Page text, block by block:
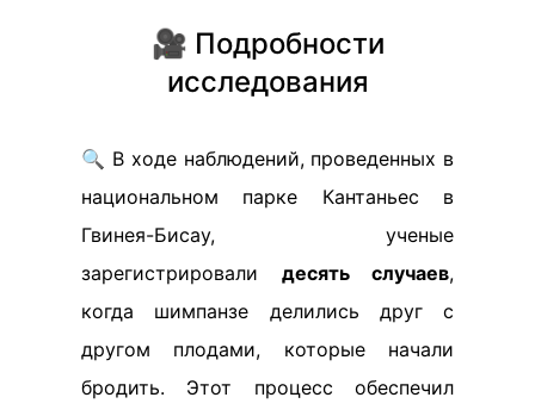
🎥 Подробности
исследования
🔍 В ходе наблюдений, проведенных в
национальном парке Кантаньес в
Гвинея-Бисау, ученые
зарегистрировали десять случаев,
когда шимпанзе делились друг с
другом плодами, которые начали
бродить. Этот процесс обеспечил